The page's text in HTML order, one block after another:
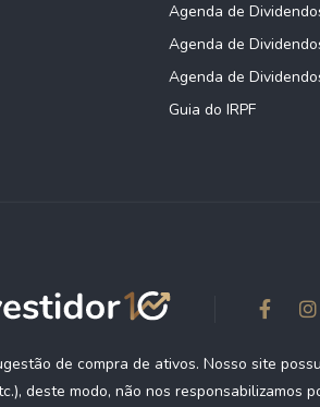
Próximo
Agenda de
Agenda de
Agenda de
Guia do IRPF
de compra de ativos. Nosso site
deste modo, não nos